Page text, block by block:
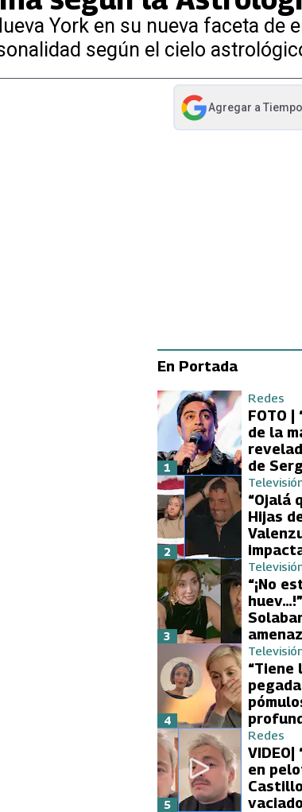
York en su nueva faceta de
según el cielo
Agregar a
abre en nueva pestaña
En Portada
Redes
FOTO |
de la
de
1
“Ojalá
Hijas
2 con
sobre
2
“¡No
tras
Arroyo
3
“Tiene
Fran
de
4
Redes
VIDEO|
en
5